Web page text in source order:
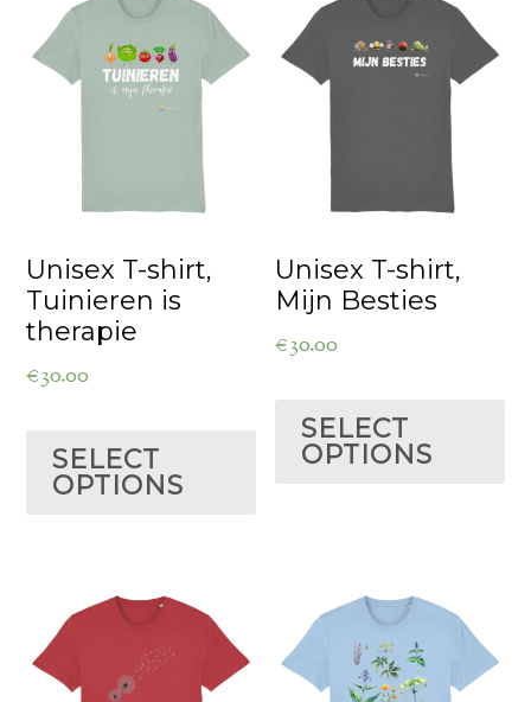
Unisex T-shirt,
Tuinieren is
therapie
€30.00
SELECT
OPTIONS
Unisex T-shirt,
Mijn Besties
€30.00
SELECT
OPTIONS